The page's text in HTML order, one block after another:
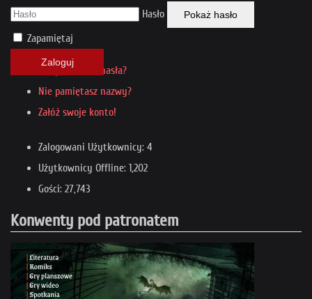
Hasło
Pokaż hasło
Zapamiętaj
Zaloguj
Nie pamiętasz hasła?
Nie pamiętasz nazwy?
Załóż swoje konto!
Zalogowani Użytkownicy: 4
Użytkownicy Offline: 1,202
Gości: 27,743
Konwenty pod patronatem